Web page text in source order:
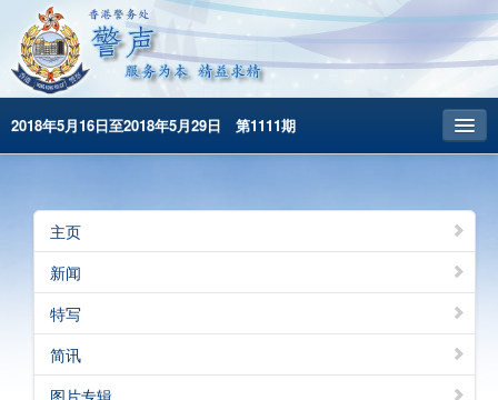
2018年5月16日至2018年5月29日 第1111期
昔日警声
警务处主页
繁體版
English
主页
新闻
特写
简讯